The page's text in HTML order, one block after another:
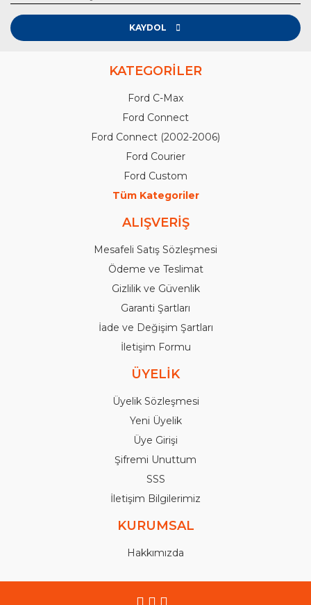
KAYDOL
KATEGORİLER
Ford C-Max
Ford Connect
Ford Connect (2002-2006)
Ford Courier
Ford Custom
Tüm Kategoriler
ALIŞVERİŞ
Mesafeli Satış Sözleşmesi
Ödeme ve Teslimat
Gizlilik ve Güvenlik
Garanti Şartları
İade ve Değişim Şartları
İletişim Formu
ÜYELİK
Üyelik Sözleşmesi
Yeni Üyelik
Üye Girişi
Şifremi Unuttum
SSS
İletişim Bilgilerimiz
KURUMSAL
Hakkımızda